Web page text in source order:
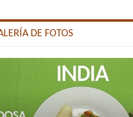
DE FOTOS